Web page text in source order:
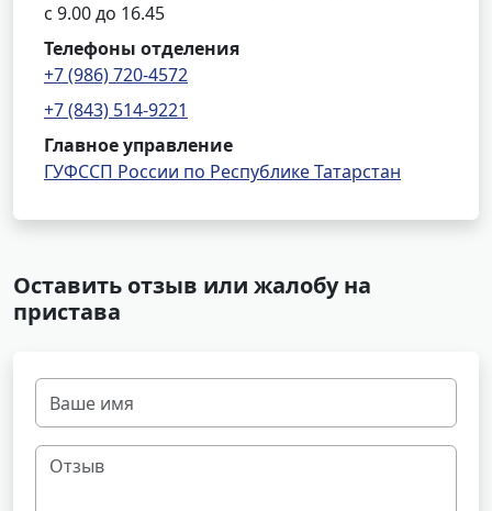
с 9.00 до 16.45
Телефоны отделения
+7 (986) 720-4572
+7 (843) 514-9221
Главное управление
ГУФССП России по Республике Татарстан
Оставить отзыв или жалобу на
пристава